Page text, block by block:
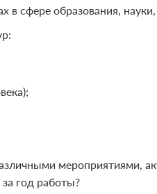
в сфере образования,
мероприятиями,
год работы?